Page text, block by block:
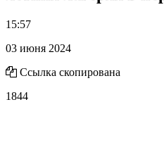
15:57
03 июня 2024
Ссылка скопирована
1844